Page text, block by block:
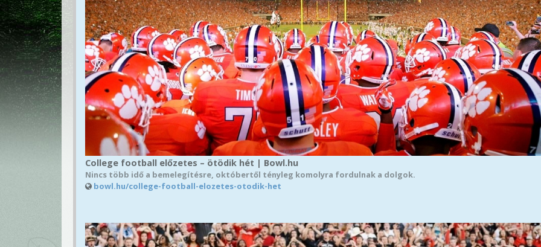
College football előzetes – ötödik hét | Bowl.hu
Nincs több idő a bemelegítésre, októbertől tényleg komolyra fordulnak a dolgok.
bowl.hu/college-football-elozetes-otodik-het